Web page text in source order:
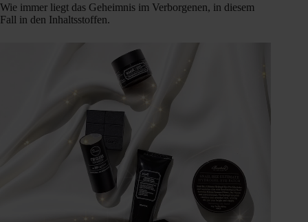
Wie immer liegt das Geheimnis im Verborgenen, in diesem
Fall in den Inhaltsstoffen.